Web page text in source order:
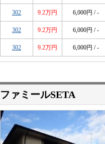
302 9.2万円 6,000円 / -
302 9.2万円 6,000円 / -
302 9.2万円 6,000円 / -
ファミールSETA